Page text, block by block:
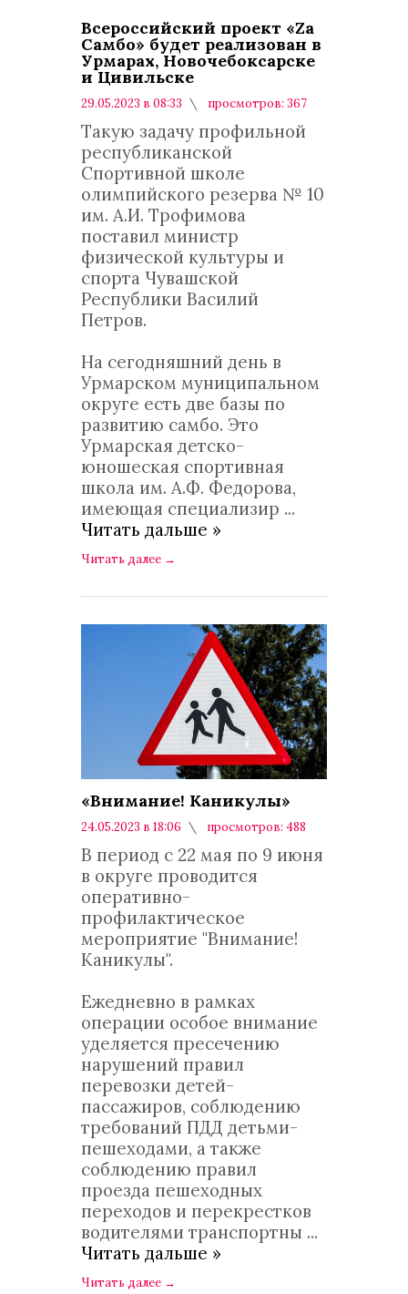
Всероссийский проект «Zа
Самбо» будет реализован в
Урмарах, Новочебоксарске
и Цивильске
29.05.2023 в 08:33
просмотров: 367
Такую задачу профильной
республиканской
Спортивной школе
олимпийского резерва № 10
им. А.И. Трофимова
поставил министр
физической культуры и
спорта Чувашской
Республики Василий
Петров.
На сегодняшний день в
Урмарском муниципальном
округе есть две базы по
развитию самбо. Это
Урмарская детско-
юношеская спортивная
школа им. А.Ф. Федорова,
имеющая специализир ...
Читать дальше »
Читать далее →
«Внимание! Каникулы»
24.05.2023 в 18:06
просмотров: 488
комментариев: 0
В период с 22 мая по 9 июня
в округе проводится
оперативно-
профилактическое
мероприятие "Внимание!
Каникулы".
Ежедневно в рамках
операции особое внимание
уделяется пресечению
нарушений правил
перевозки детей-
пассажиров, соблюдению
требований ПДД детьми-
пешеходами, а также
соблюдению правил
проезда пешеходных
переходов и перекрестков
водителями транспортны ...
Читать дальше »
Читать далее →